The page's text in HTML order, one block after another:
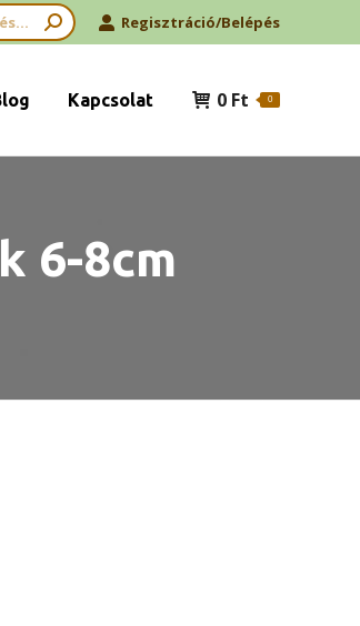
Regisztráció/Belépés
Kapcsolat 0 Ft 0
6-8cm